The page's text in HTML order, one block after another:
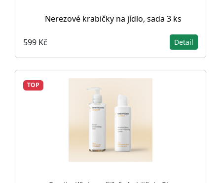
Nerezové krabičky na jídlo, sada 3 ks
599 Kč Detail
TOP